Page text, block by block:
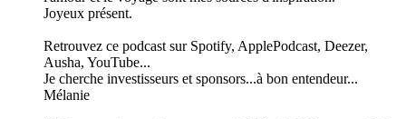
Joyeux présent.
Retrouvez ce podcast sur Spotify, ApplePodcast, Deezer,
Ausha, YouTube...
Je cherche investisseurs et sponsors...à bon entendeur...
Mélanie